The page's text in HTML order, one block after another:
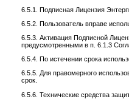
6.5.1. Подписная Лицензия
6.5.2. Пользователь вправе
6.5.3. Активация Подписной
предусмотренными в п. 6.1.3
6.5.4. По истечении срока
6.5.5. Для правомерного
срок.
6.5.6. Технические средства